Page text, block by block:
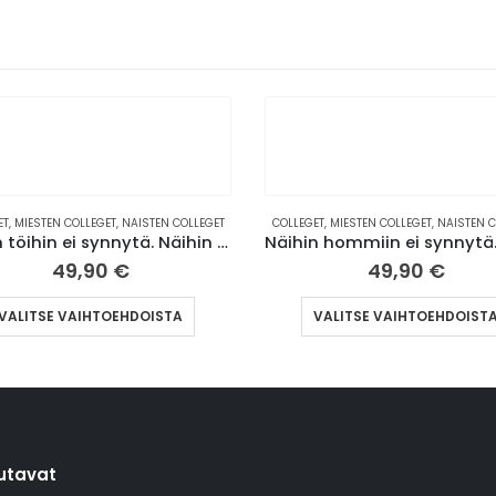
, MIESTEN COLLEGET, NAISTEN COLLEGET
Näihin töihin ei synnytä. Näihin kuollaan. | Collegepaita (0005)
49,90 €
VAIHTOEHDOISTA
Tällä tuotteella on useampi muunnelma. Voit tehdä valinnat tuotteen sivulla.
COLLEGET, MIESTEN COLLEGET, NAISTEN
49,90 €
VALITSE